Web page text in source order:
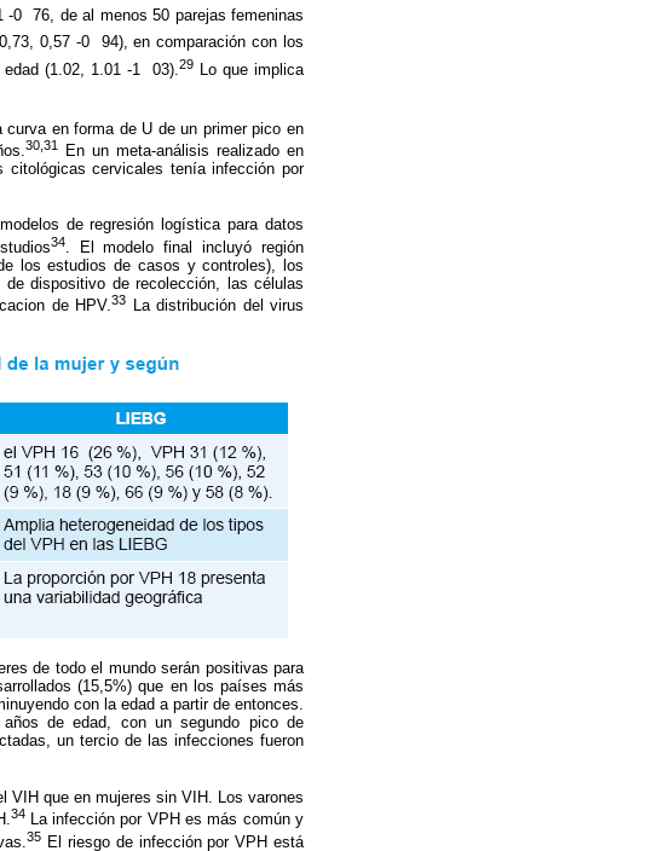
 76, de al menos 50 parejas femeninas
0,57 -0  94), en comparación con los
(1.02, 1.01 -1  03).29 Lo que implica
en forma de U de un primer pico en
30,31
En un meta-análisis realizado en
cervicales tenía infección por
de regresión logística para datos
34. El modelo final incluyó región
los estudios de casos y controles), los
dispositivo de recolección, las células
de HPV.33
La distribución del virus
de todo el mundo serán positivas para
(15,5%) que en los países más
con la edad a partir de entonces.
de edad, con un segundo pico de
un tercio de las infecciones fueron
VIH que en mujeres sin VIH. Los varones
34La infección por VPH es más común y
35 El riesgo de infección por VPH está